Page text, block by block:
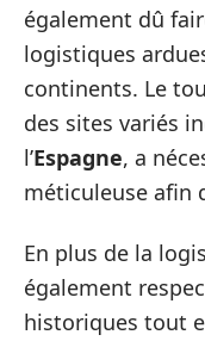
également dû
logistiques
continents. Le
des sites variés
l’Espagne, a
méticuleuse afin
En plus de la
également
historiques tout